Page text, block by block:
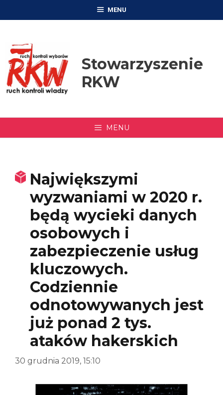
MENU
Stowarzyszenie
RKW
MENU
Największymi
wyzwaniami w 2020 r.
będą wycieki danych
osobowych i
zabezpieczenie usług
kluczowych.
Codziennie
odnotowywanych jest
już ponad 2 tys.
ataków hakerskich
30 grudnia 2019, 15:10